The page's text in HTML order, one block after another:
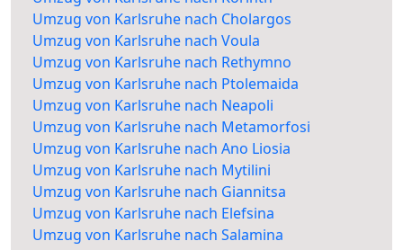
Umzug von Karlsruhe nach Cholargos
Umzug von Karlsruhe nach Voula
Umzug von Karlsruhe nach Rethymno
Umzug von Karlsruhe nach Ptolemaida
Umzug von Karlsruhe nach Neapoli
Umzug von Karlsruhe nach Metamorfosi
Umzug von Karlsruhe nach Ano Liosia
Umzug von Karlsruhe nach Mytilini
Umzug von Karlsruhe nach Giannitsa
Umzug von Karlsruhe nach Elefsina
Umzug von Karlsruhe nach Salamina